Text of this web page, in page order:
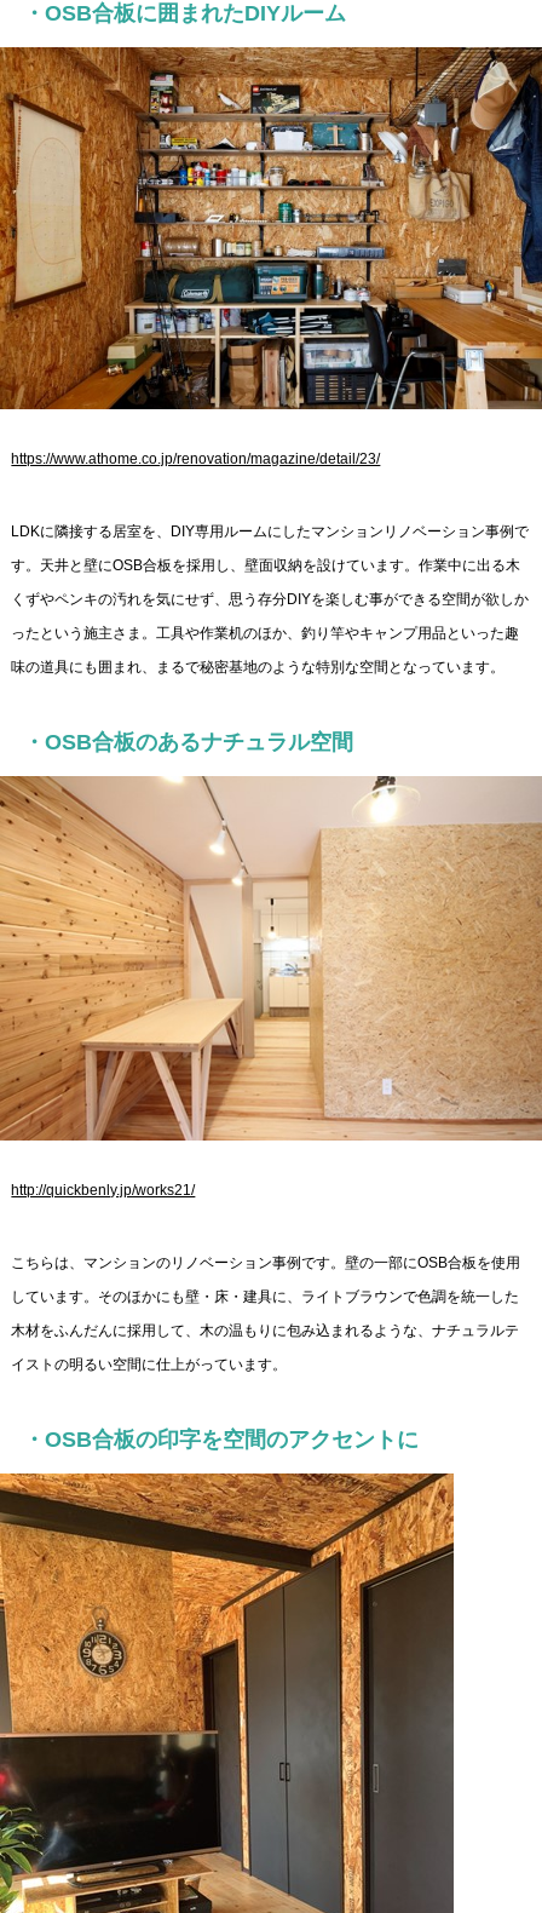
・OSB合板に囲まれたDIYルーム
https://www.athome.co.jp/renovation/magazine/detail/23/
LDKに隣接する居室を、DIY専用ルームにしたマンションリノベーション事例で
す。天井と壁にOSB合板を採用し、壁面収納を設けています。作業中に出る木
くずやペンキの汚れを気にせず、思う存分DIYを楽しむ事ができる空間が欲しか
ったという施主さま。工具や作業机のほか、釣り竿やキャンプ用品といった趣
味の道具にも囲まれ、まるで秘密基地のような特別な空間となっています。
・OSB合板のあるナチュラル空間
http://quickbenly.jp/works21/
こちらは、マンションのリノベーション事例です。壁の一部にOSB合板を使用
しています。そのほかにも壁・床・建具に、ライトブラウンで色調を統一した
木材をふんだんに採用して、木の温もりに包み込まれるような、ナチュラルテ
イストの明るい空間に仕上がっています。
・OSB合板の印字を空間のアクセントに